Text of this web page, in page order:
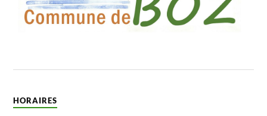
HORAIRES